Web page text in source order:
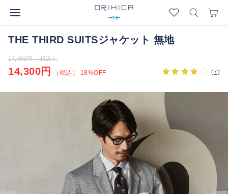
THE THIRD SUITSジャケット 無地
17,490円 （税込）
14,300円 （税込） 18%OFF (7)